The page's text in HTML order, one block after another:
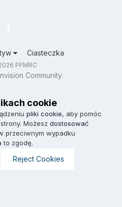
Ciasteczka
PFMRC
Community
cookie
pliki cookie, aby pomóc
Możesz dostosować
przeciwnym wypadku
to zgodę.
Reject Cookies